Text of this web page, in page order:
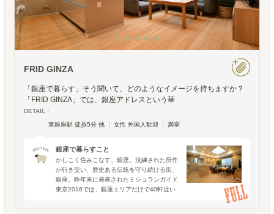
FRID GINZA
「銀座で暮らす」そう聞いて、どのようなイメージを持ちますか？
「FRID GINZA」では、銀座アドレスという華
DETAIL :
東銀座駅 徒歩5分 他
女性 外国人歓迎 満室
銀座で暮らすこと
かしこく住みこなす、銀座。洗練された所作
が行き交い、歴史ある伝統を守り続ける街、
銀座。昨年末に発表されたミシュランガイド
東京2016では、銀座エリアだけで40軒近い
ち2軒は3つ星）「贅沢をしたい」という文脈